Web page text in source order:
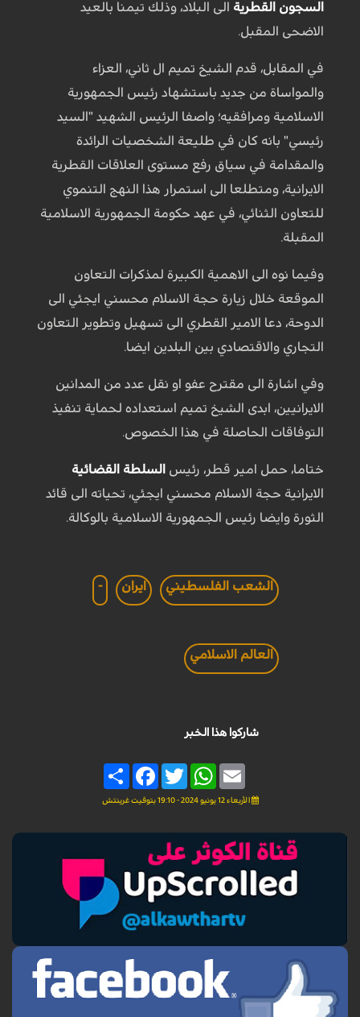
السجون القطرية الى البلاد، وذلك تيمنا بالعيد
الاضحى المقبل.
في المقابل، قدم الشيخ تميم ال ثاني، العزاء
والمواساة من جديد باستشهاد رئيس الجمهورية
الاسلامية ومرافقيه؛ واصفا الرئيس الشهيد "السيد
رئيسي" بانه كان في طليعة الشخصيات الرائدة
والمقدامة في سياق رفع مستوى العلاقات القطرية
الايرانية، ومتطلعا الى استمرار هذا النهج التنموي
للتعاون الثنائي، في عهد حكومة الجمهورية الاسلامية
المقبلة.
وفيما نوه الى الاهمية الكبيرة لمذكرات التعاون
الموقعة خلال زيارة حجة الاسلام محسني ايجئي الى
الدوحة، دعا الامير القطري الى تسهيل وتطوير التعاون
التجاري والاقتصادي بين البلدين ايضا.
وفي اشارة الى مقترح عفو او نقل عدد من المدانين
الايرانيين، ابدى الشيخ تميم استعداده لحماية تنفيذ
التوفاقات الحاصلة في هذا الخصوص.
ختاما، حمل امير قطر، رئيس السلطة القضائية
الايرانية حجة الاسلام محسني ايجئي، تحياته الى قائد
الثورة وايضا رئيس الجمهورية الاسلامية بالوكالة.
الشعب الفلسطيني ايران -
العالم الاسلامي
شاركوا هذا الخبر
Share
FacebookTwitter
WhatsAppEmail
الأربعاء 12 يونيو 2024 - 19:10 بتوقيت غرينتش